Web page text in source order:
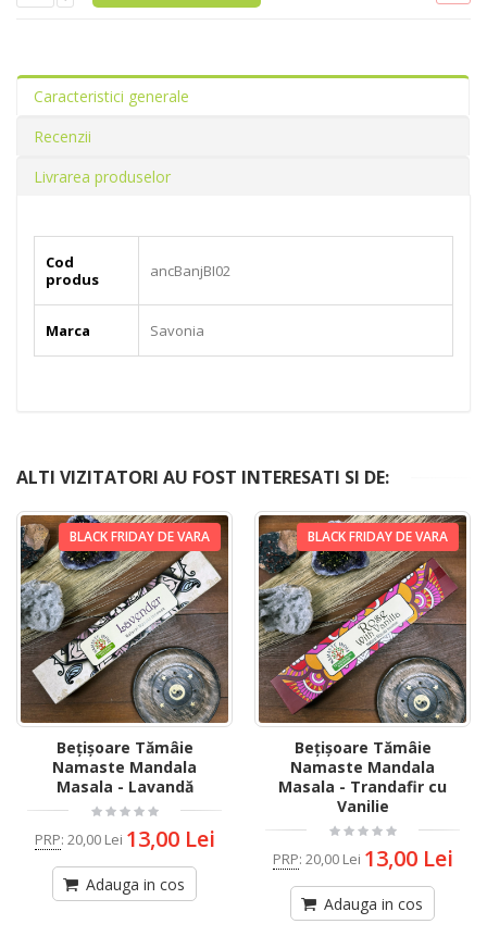
Caracteristici generale
Recenzii
Livrarea produselor
Cod
produs
ancBanjBI02
Marca Savonia
ALTI VIZITATORI AU FOST INTERESATI SI DE:
BLACK FRIDAY DE VARA
Bețișoare Tămâie
Namaste Mandala
Masala - Lavandă
PRP: 20,00 Lei 13,00 Lei
Adauga in cos
BLACK FRIDAY DE VARA
Bețișoare Tămâie
Namaste Mandala
Masala - Trandafir cu
Vanilie
PRP: 20,00 Lei 13,00 Lei
Adauga in cos